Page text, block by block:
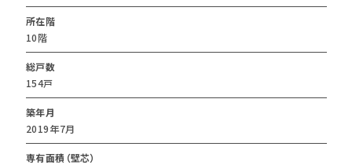
所在階
10階
総戸数
154戸
築年月
2019年7月
専有面積（壁芯）